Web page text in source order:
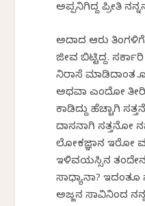
ಅಪ್ಪನಿಗಿದ್ದ ಪ್ರೀತಿ
ಅದಾದ ಆರು ತಿಂಗಳಿಗೆ
ಜೀವ ಬಿಟ್ಟಿದ್ದ.
ನಿರಾಸೆ ಮಾಡಿದಾಂತ
ಅಥವಾ ಎಂದೋ
ಕಾಡಿದ್ದು ಹೆಚ್ಚಾಗಿ
ದಾಸನಾಗಿ ಸತ್ತನೋ
ಲೋಕಜ್ಞಾನ ಇರೋ
ಇಳಿವಯಸ್ಸಿನ ತಂದೇನ
ಸಾಧ್ಯಾನಾ?
ಅಜ್ಜನ ಸಾವಿನಿಂದ